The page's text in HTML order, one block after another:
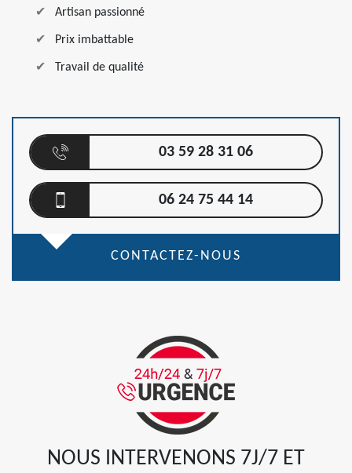
Artisan passionné
Prix imbattable
Travail de qualité
03 59 28 31 06
06 24 75 44 14
CONTACTEZ-NOUS
NOUS INTERVENONS 7J/7 ET